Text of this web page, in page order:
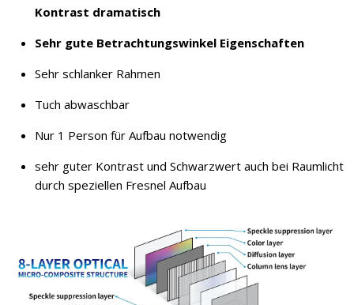
Kontrast dramatisch
Sehr gute Betrachtungswinkel Eigenschaften
Sehr schlanker Rahmen
Tuch abwaschbar
Nur 1 Person für Aufbau notwendig
sehr guter Kontrast und Schwarzwert auch bei Raumlicht
durch speziellen Fresnel Aufbau